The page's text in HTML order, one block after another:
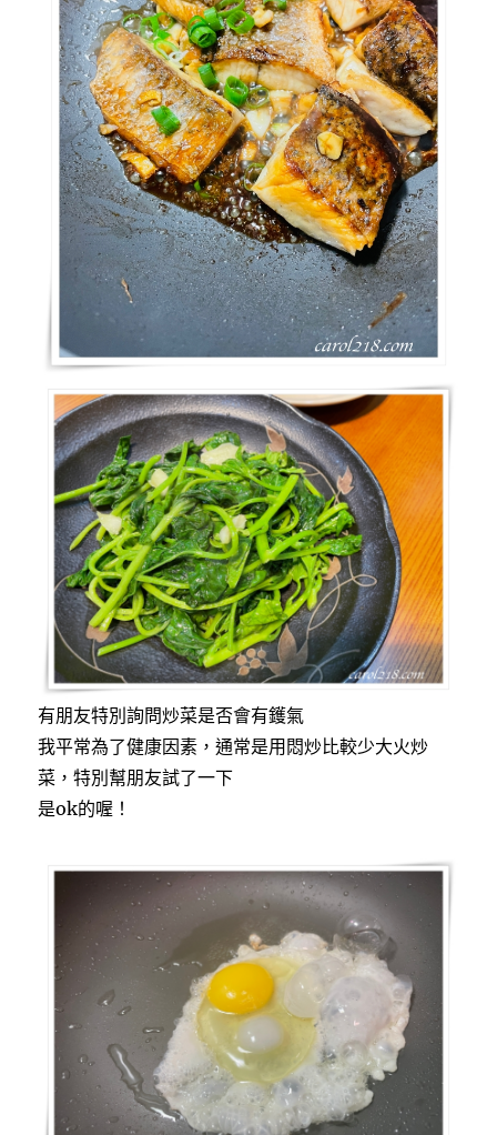
有朋友特別詢問炒菜是否會有鑊氣
我平常為了健康因素，通常是用悶炒比較少大火炒
菜，特別幫朋友試了一下
是ok的喔！